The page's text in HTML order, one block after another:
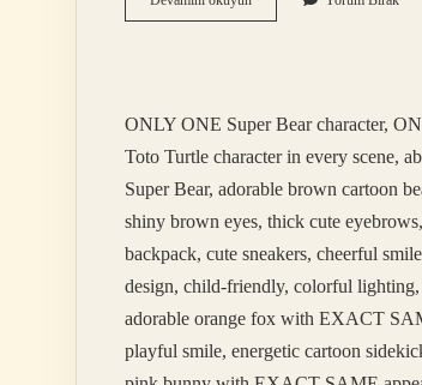
Nasıl
ONLY ONE Super Bear character,
Toto Turtle character in every scene,
Super Bear, adorable brown cartoon
shiny brown eyes, thick cute
backpack, cute sneakers, cheerful
design, child-friendly, colorful lighting,
adorable orange fox with EXACT
playful smile, energetic cartoon